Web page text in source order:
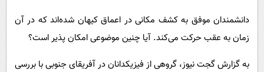
گوناگون
حوادث
آشپزی
دانشمندان موفق به کشف مکانی در اعماق کیهان شده‌اند که در آن
زمان به عقب حرکت می‌کند. آیا چنین موضوعی امکان پذیر است؟
به گزارش گجت نیوز، گروهی از فیزیکدانان در آفریقای جنوبی با بررسی